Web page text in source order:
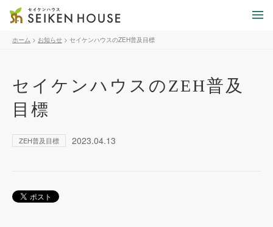
ホーム > お知らせ > セイケンハウスのZEH普及目標
セイケンハウスのZEH普及
目標
ZEH普及目標 2023.04.13